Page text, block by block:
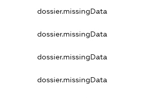
dossier.missingData
dossier.missingData
dossier.missingData
dossier.missingData